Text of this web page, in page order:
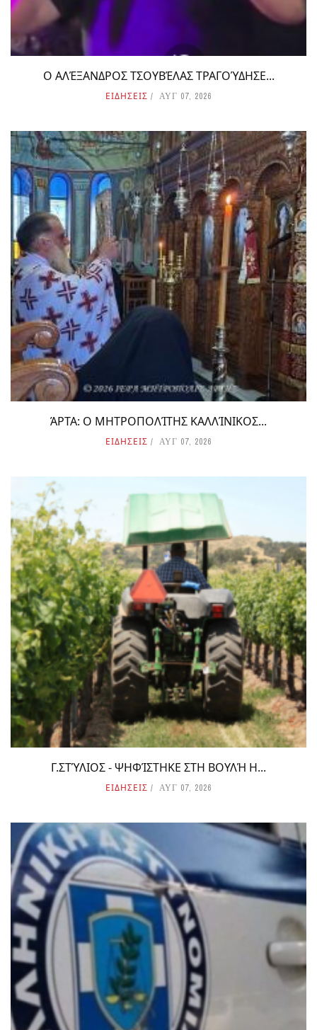
Ο ΑΛΈΞΑΝΔΡΟΣ ΤΣΟΥΒΈΛΑΣ ΤΡΑΓΟΎΔΗΣΕ...
ΕΙΔΗΣΕΙΣ ΑΥΓ 07, 2026
ΆΡΤΑ: Ο ΜΗΤΡΟΠΟΛΊΤΗΣ ΚΑΛΛΊΝΙΚΟΣ...
ΕΙΔΗΣΕΙΣ ΑΥΓ 07, 2026
Γ.ΣΤΎΛΙΟΣ - ΨΗΦΊΣΤΗΚΕ ΣΤΗ ΒΟΥΛΉ Η...
ΕΙΔΗΣΕΙΣ ΑΥΓ 07, 2026